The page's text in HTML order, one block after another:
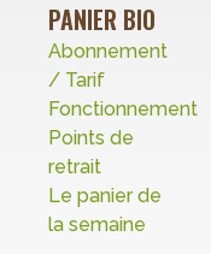
PANIER BIO
Abonnement
/ Tarif
Fonctionnement
Points de
retrait
Le panier de
la semaine